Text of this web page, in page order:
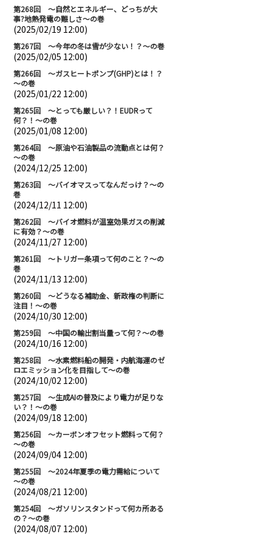
第268回 ～自然とエネルギー、どっちが大
事?地熱発電の難しさ～の巻
(2025/02/19 12:00)
第267回 ～今年の冬は雪が少ない！？～の巻
(2025/02/05 12:00)
第266回 ～ガスヒートポンプ(GHP)とは！？
～の巻
(2025/01/22 12:00)
第265回 ～とっても厳しい？！EUDRって
何？！～の巻
(2025/01/08 12:00)
第264回 ～原油や石油製品の流動点とは何？
～の巻
(2024/12/25 12:00)
第263回 ～バイオマスってなんだっけ？～の
巻
(2024/12/11 12:00)
第262回 ～バイオ燃料が温室効果ガスの削減
に有効？～の巻
(2024/11/27 12:00)
第261回 ～トリガー条項って何のこと？～の
巻
(2024/11/13 12:00)
第260回 ～どうなる補助金、新政権の判断に
注目！～の巻
(2024/10/30 12:00)
第259回 ～中国の輸出割当量って何？～の巻
(2024/10/16 12:00)
第258回 ～水素燃料船の開発・内航海運のゼ
ロエミッション化を目指して～の巻
(2024/10/02 12:00)
第257回 ～生成AIの普及により電力が足りな
い？！～の巻
(2024/09/18 12:00)
第256回 ～カーボンオフセット燃料って何？
～の巻
(2024/09/04 12:00)
第255回 ～2024年夏季の電力需給について
～の巻
(2024/08/21 12:00)
第254回 ～ガソリンスタンドって何カ所ある
の？～の巻
(2024/08/07 12:00)